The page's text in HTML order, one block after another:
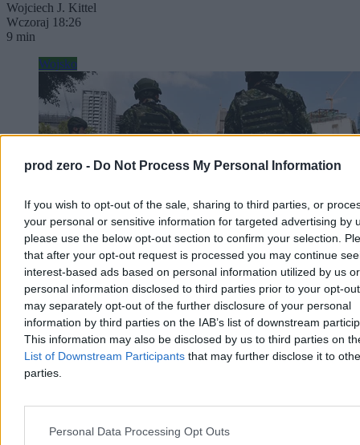
prod zero - Do Not Process My Personal Information
If you wish to opt-out of the sale, sharing to third parties, or
your personal or sensitive information for targeted advertising by
please use the below opt-out section to confirm your selection.
that after your opt-out request is processed you may continue
interest-based ads based on personal information utilized by us or
personal information disclosed to third parties prior to your opt-
may separately opt-out of the further disclosure of your personal
information by third parties on the IAB’s list of downstream
This information may also be disclosed by us to third parties on
List of Downstream Participants that may further disclose it to
parties.
Personal Data Processing Opt Outs
Wojciech J. Kittel
Wczoraj 18:26
9 min
Wojsko
Wojskowe manewry na Tajwanie. Taipei
odpowiada na wojnę psychologiczną Pekinu
Na Tajwanie ruszyły największe doroczne manewry wojskowe Han
Kuang. To nie tylko test gotowości armii na ewentualną blokadę czy
społeczeństwa, które na co dzień zmaga się z nieustanną wojną